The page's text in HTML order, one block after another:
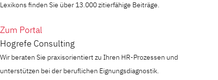
Lexikons finden Sie über 13.000 zitierfähige Beiträge.
Zum Portal
Hogrefe Consulting
Wir beraten Sie praxisorientiert zu Ihren HR-Prozessen und
unterstützen bei der beruflichen Eignungsdiagnostik.